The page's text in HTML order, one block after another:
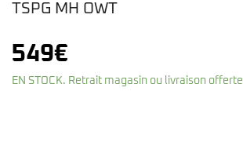
TSPG MH OWT
549€
EN STOCK. Retrait magasin ou livraison offerte